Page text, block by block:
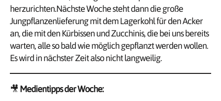
herzurichten.Nächste Woche steht dann die große
Jungpflanzenlieferung mit dem Lagerkohl für den Acker
an, die mit den Kürbissen und Zucchinis, die bei uns bereits
warten, alle so bald wie möglich gepflanzt werden wollen.
Es wird in nächster Zeit also nicht langweilig.
🎥 Medientipps der Woche: